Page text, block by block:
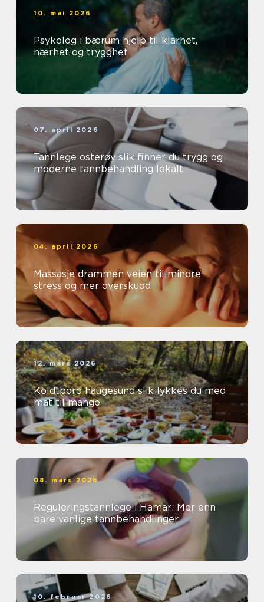
10. mai 2026
Psykolog i bærum hjelp til klarhet,
nærhet og trygghet
07. april 2026
Tannlege osterøy slik finner du trygg og
moderne tannbehandling lokalt
04. april 2026
Massasje drammen veien til mindre
stress og mer overskudd
12. mars 2026
Koldtbord haugesund slik lykkes du med
mat til mange
08. mars 2026
Reguleringstannlege i Hamar: Mer enn
bare vanlige tannbehandlinger
10. februar 2026